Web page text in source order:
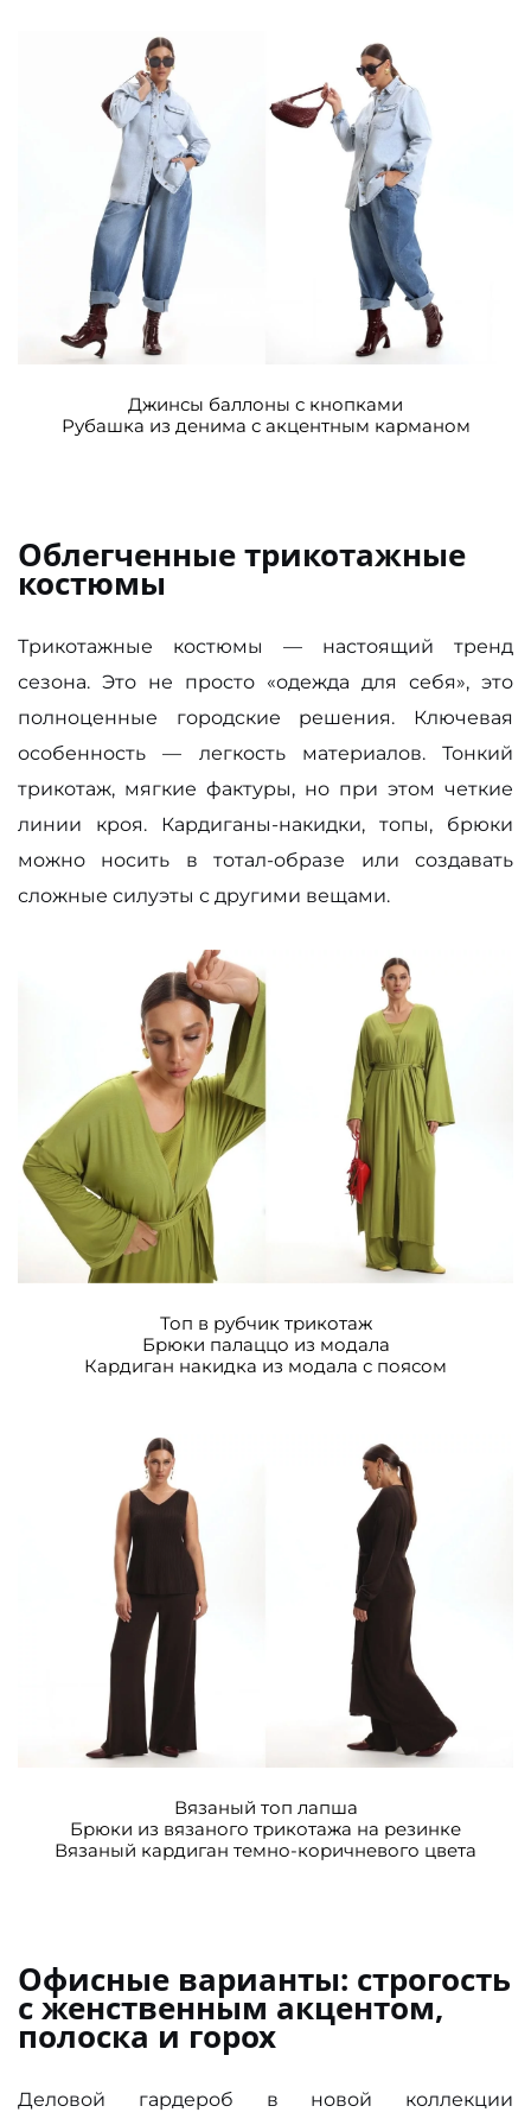
Джинсы баллоны с кнопками
Рубашка из денима с акцентным карманом
Облегченные трикотажные
костюмы
Трикотажные костюмы — настоящий тренд
сезона. Это не просто «одежда для себя», это
полноценные городские решения. Ключевая
особенность — легкость материалов. Тонкий
трикотаж, мягкие фактуры, но при этом четкие
линии кроя. Кардиганы-накидки, топы, брюки
можно носить в тотал-образе или создавать
сложные силуэты с другими вещами.
Топ в рубчик трикотаж
Брюки палаццо из модала
Кардиган накидка из модала с поясом
Вязаный топ лапша
Брюки из вязаного трикотажа на резинке
Вязаный кардиган темно-коричневого цвета
Офисные варианты: строгость
с женственным акцентом,
полоска и горох
Деловой гардероб в новой коллекции